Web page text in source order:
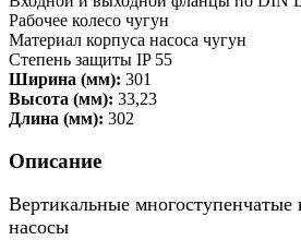
Рабочее колесо чугун
Материал корпуса насоса чугун
Степень защиты IP 55
Ширина (мм): 301
Высота (мм): 33,23
Длина (мм): 302
Описание
Вертикальные
насосы